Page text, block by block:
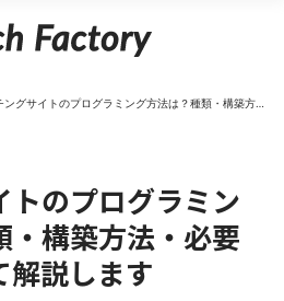
ングサイトのプログラミング方法は？種類・構築方
トのプログラミン
・構築方法・必要
解説します